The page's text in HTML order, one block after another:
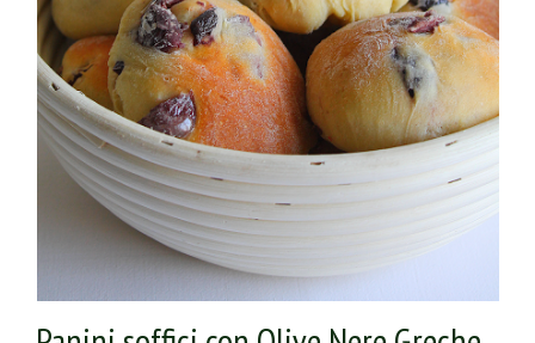
8) Quando sono quasi lievitate, fare un`emulsione con
olio e acqua calda in parti uguali, creare dei buchi nelle
focaccelle con i polpastrelli e spennellare di emulsione,
salare, rimettere in forno per altri 30 minuti a lievitare.
9) Accendere il forno a 180°, infornare per circa 15-18
10) Spennellare con abbondante olio appena uscite dal
forno.
l’olio extravergine di oliva. Versate gradatamente l’acqua
tiepida e mescolate tutti gli ingredienti fra loro.
Trasferite l’impasto sul piano di lavoro infarinato e
iniziate ad impastare, fino a quando otterrete un panetto
soffice ed elastico (circa 10 minuti). Rimettete infine
l’impasto nella ciotola infarinata, copritelo con uno
strofinaccio umido e mettete a lievitare in un luogo caldo
fino al raddoppio di volume (ci vorrà circa 1 ora e mezza,
un po’ meno se siete in estate).